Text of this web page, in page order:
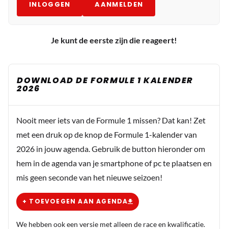
INLOGGEN AANMELDEN
Je kunt de eerste zijn die reageert!
DOWNLOAD DE FORMULE 1 KALENDER
2026
Nooit meer iets van de Formule 1 missen? Dat kan! Zet
met een druk op de knop de Formule 1-kalender van
2026 in jouw agenda. Gebruik de button hieronder om
hem in de agenda van je smartphone of pc te plaatsen en
mis geen seconde van het nieuwe seizoen!
+ TOEVOEGEN AAN AGENDA
We hebben ook een versie met alleen de race en kwalificatie.